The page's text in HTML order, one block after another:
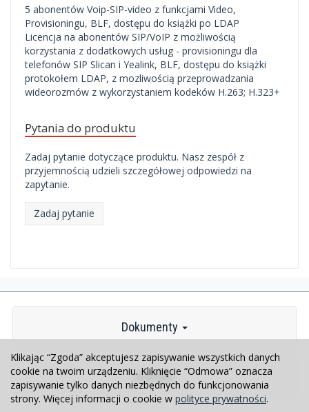
5 abonentów Voip-SIP-video z funkcjami Video,
Provisioningu, BLF, dostępu do książki po LDAP
Licencja na abonentów SIP/VoIP z możliwością
korzystania z dodatkowych usług - provisioningu dla
telefonów SIP Slican i Yealink, BLF, dostępu do książki
protokołem LDAP, z mozliwością przeprowadzania
wideorozmów z wykorzystaniem kodeków H.263; H.323+
Pytania do produktu
Zadaj pytanie dotyczące produktu. Nasz zespół z
przyjemnością udzieli szczegółowej odpowiedzi na
zapytanie.
Zadaj pytanie
Dokumenty
Kontakt
Klikając “Zgoda” akceptujesz zapisywanie wszystkich danych
cookie na twoim urządzeniu. Kliknięcie “Odmowa” oznacza
zapisywanie tylko danych niezbędnych do funkcjonowania
strony. Więcej informacji o cookie w polityce prywatności.